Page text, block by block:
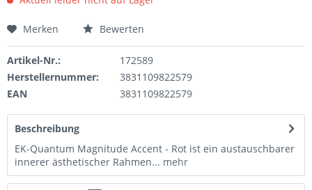
Merken Bewerten
Artikel-Nr.:
172589
Herstellernummer:
3831109822579
EAN
3831109822579
Beschreibung
EK-Quantum Magnitude Accent - Rot ist ein austauschbarer
innerer ästhetischer Rahmen... mehr